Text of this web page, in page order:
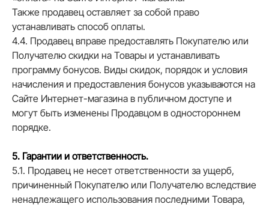
Также продавец оставляет за собой право
устанавливать способ оплаты.
4.4. Продавец вправе предоставлять Покупателю или
Получателю скидки на Товары и устанавливать
программу бонусов. Виды скидок, порядок и условия
начисления и предоставления бонусов указываются на
Сайте Интернет-магазина в публичном доступе и
могут быть изменены Продавцом в одностороннем
порядке.
5. Гарантии и ответственность.
5.1. Продавец не несет ответственности за ущерб,
причиненный Покупателю или Получателю вследствие
ненадлежащего использования последними Товара,